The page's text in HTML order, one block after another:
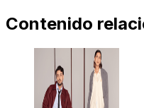
Contenido